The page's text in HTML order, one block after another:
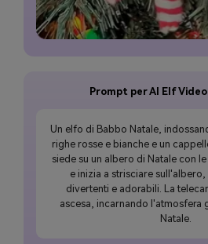
Prompt per AI Elf
Un elfo di Babbo Natale,
righe rosse e bianche e un
siede su un albero di Natale con
e inizia a strisciare
divertenti e adorabili. La
ascesa, incarnando l'atmosfera
Natale.